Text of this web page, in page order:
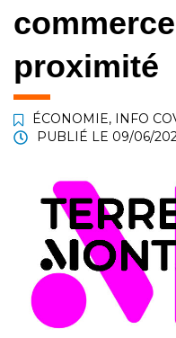
proximité
ÉCONOMIE, INFO
PUBLIÉ LE 09/06/